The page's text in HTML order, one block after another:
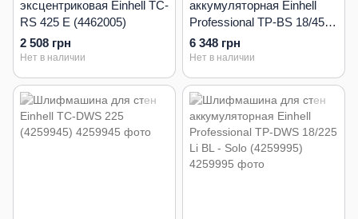
эксцентриковая Einhell TC-
RS 425 E (4462005)
2 508 грн
Нет в наличии
аккумуляторная Einhell
Professional TP-BS 18/457
Li BL - Solo (4466270)
6 348 грн
Нет в наличии